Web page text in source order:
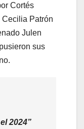
Cortés
Cecilia Patrón
Julen
sus
2024”